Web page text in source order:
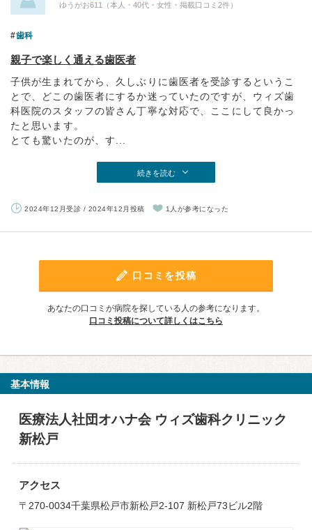
ゆうがお611（本人・40代・女性・掲載口コミ2件）
歯科
親子で楽しく通える歯医者
子供が生まれてから、久しぶりに歯医者を受診するというこ
とで、どこの歯医者にするか迷っていたのですが、ウィズ歯
科医院のスタッフの皆さん丁寧な対応で、ここにして良かっ
たと思います。
とても驚いたのが、す...
続きを読む
2024年12月受診 / 2024年12月投稿 1人が参考になった
口コミを投稿
あなたの口コミが病院を探している人の参考になります。
口コミ投稿について詳しくはこちら
基本情報
医療法人社団オハナ会 ウィズ歯科クリニック
新松戸
アクセス
〒270-0034千葉県松戸市新松戸2-107 新松戸73ビル2階